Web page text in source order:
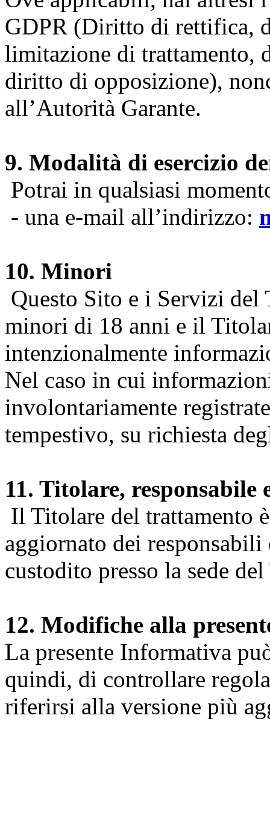
GDPR (Diritto di rettifica,
limitazione di trattamento,
diritto di opposizione),
all’Autorità Garante.
9. Modalità di esercizio
Potrai in qualsiasi
- una e-mail all’indirizzo:
10. Minori
Questo Sito e i Servizi del
minori di 18 anni e il
intenzionalmente
Nel caso in cui
involontariamente
tempestivo, su richiesta
11. Titolare, responsabile
Il Titolare del trattamento
aggiornato dei
custodito presso la sede
12. Modifiche alla
La presente Informativa
quindi, di controllare
riferirsi alla versione più